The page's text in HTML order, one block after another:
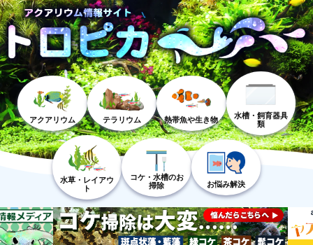
アクアリウム テラリウム 熱帯魚や生き物
水槽・飼育器具
類
水草・レイアウ
ト
コケ・水槽のお
掃除
お悩み解決